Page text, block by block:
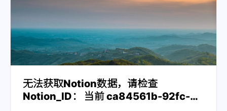
无法获取Notion数据，请检查
Notion_ID： 当前 ca84561b-92fc-